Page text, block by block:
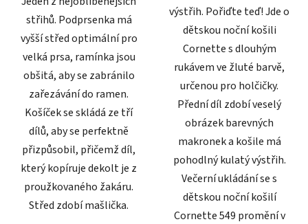
střihů. Podprsenka má
vyšší střed optimální pro
velká prsa, ramínka jsou
obšitá, aby se zabránilo
zařezávání do ramen.
Košíček se skládá ze tří
dílů, aby se perfektně
přizpůsobil, přičemž díl,
který kopíruje dekolt je z
proužkovaného žakáru.
Střed zdobí mašlička.
výstřih. Pořiďte teď! Jde o
dětskou noční košili
Cornette s dlouhým
rukávem ve žluté barvě,
určenou pro holčičky.
Přední díl zdobí veselý
obrázek barevných
makronek a košile má
pohodlný kulatý výstřih.
Večerní ukládání se s
dětskou noční košilí
Cornette 549 promění v